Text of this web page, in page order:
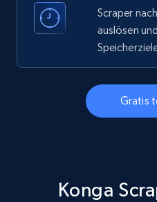
verified, and more.
3.5K+
Instagram - Profiles -
verified, and more.
Scraper
auslösen
Gratis
Konga